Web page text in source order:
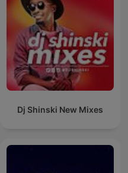
Dj Shinski New Mixes